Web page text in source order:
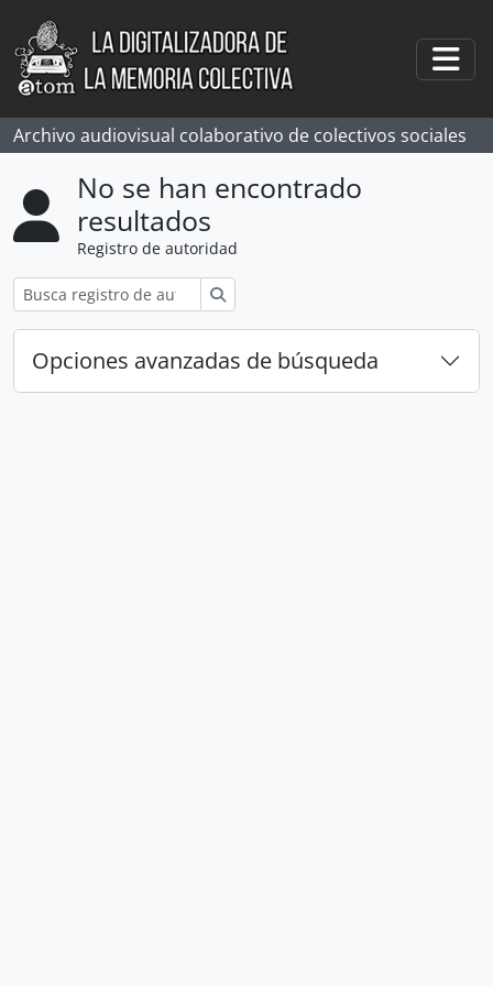
Skip to main content
Archivo audiovisual colaborativo de colectivos sociales
No se han encontrado
resultados
Registro de autoridad
Opciones avanzadas de búsqueda